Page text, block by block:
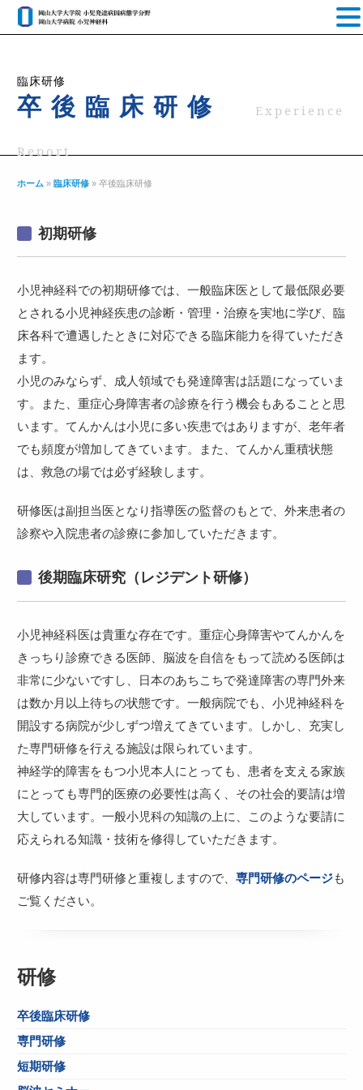
臨床研修
卒後臨床研修 Experience
Report
ホーム » 臨床研修 » 卒後臨床研修
初期研修
小児神経科での初期研修では、一般臨床医として最低限必要
とされる小児神経疾患の診断・管理・治療を実地に学び、臨
床各科で遭遇したときに対応できる臨床能力を得ていただき
ます。
小児のみならず、成人領域でも発達障害は話題になっていま
す。また、重症心身障害者の診療を行う機会もあることと思
います。てんかんは小児に多い疾患ではありますが、老年者
でも頻度が増加してきています。また、てんかん重積状態
は、救急の場では必ず経験します。
研修医は副担当医となり指導医の監督のもとで、外来患者の
診察や入院患者の診療に参加していただきます。
後期臨床研究（レジデント研修）
小児神経科医は貴重な存在です。重症心身障害やてんかんを
きっちり診療できる医師、脳波を自信をもって読める医師は
非常に少ないですし、日本のあちこちで発達障害の専門外来
は数か月以上待ちの状態です。一般病院でも、小児神経科を
開設する病院が少しずつ増えてきています。しかし、充実し
た専門研修を行える施設は限られています。
神経学的障害をもつ小児本人にとっても、患者を支える家族
にとっても専門的医療の必要性は高く、その社会的要請は増
大しています。一般小児科の知識の上に、このような要請に
応えられる知識・技術を修得していただきます。
研修内容は専門研修と重複しますので、専門研修のページも
ご覧ください。
研修
卒後臨床研修
専門研修
短期研修